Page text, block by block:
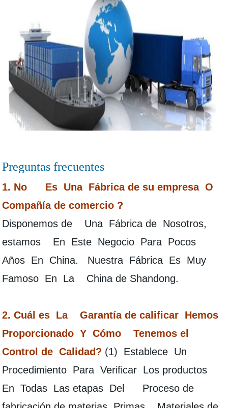
Preguntas frecuentes
1. No Es Una Fábrica de su empresa O
Compañía de comercio ?
Disponemos de Una Fábrica de Nosotros,
estamos En Este Negocio Para Pocos
Años En China. Nuestra Fábrica Es Muy
Famoso En La China de Shandong.
2. Cuál es La Garantía de calificar Hemos
Proporcionado Y Cómo Tenemos el
Control de Calidad? (1) Establece Un
Procedimiento Para Verificar Los productos
En Todas Las etapas Del Proceso de